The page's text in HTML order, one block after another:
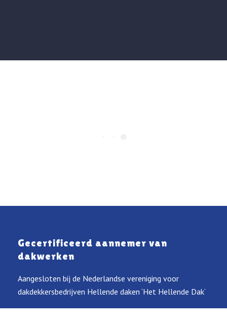
Gecertificeerd aannemer van
dakwerken
Aangesloten bij de Nederlandse vereniging voor
dakdekkersbedrijven Hellende daken ‘Het Hellende Dak‘